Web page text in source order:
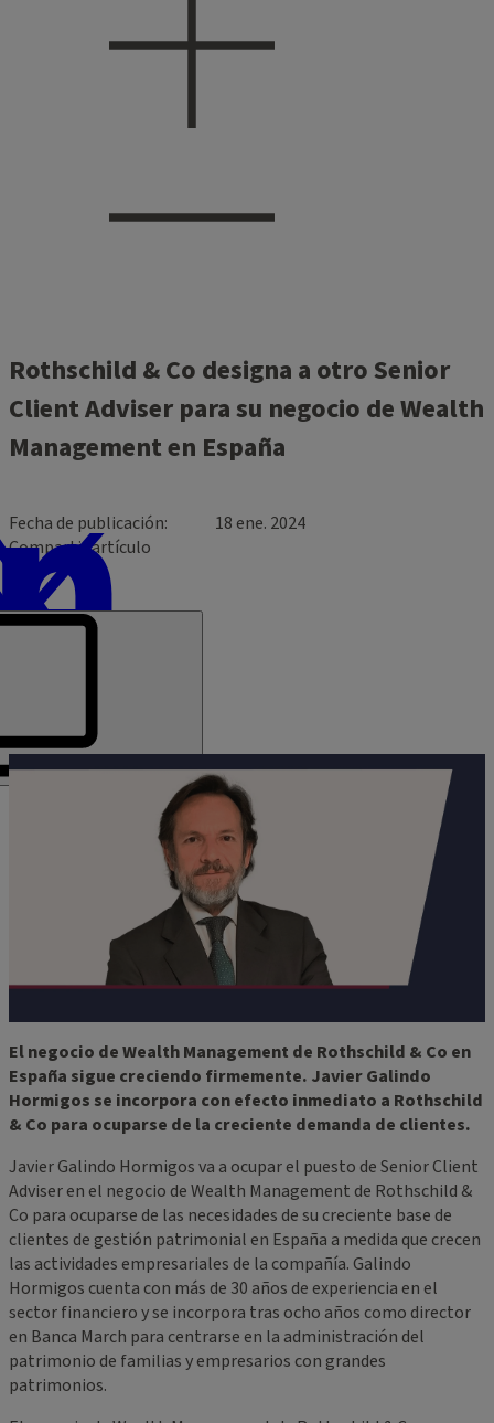
Rothschild & Co designa a otro Senior
Client Adviser para su negocio de Wealth
Management en España
Fecha de publicación
18 ene. 2024
Compartir artículo
El negocio de Wealth Management de Rothschild & Co en
España sigue creciendo firmemente. Javier Galindo
Hormigos se incorpora con efecto inmediato a Rothschild
& Co para ocuparse de la creciente demanda de clientes.
Javier Galindo Hormigos va a ocupar el puesto de Senior Client
Adviser en el negocio de Wealth Management de Rothschild &
Co para ocuparse de las necesidades de su creciente base de
clientes de gestión patrimonial en España a medida que crecen
las actividades empresariales de la compañía. Galindo
Hormigos cuenta con más de 30 años de experiencia en el
sector financiero y se incorpora tras ocho años como director
en Banca March para centrarse en la administración del
patrimonio de familias y empresarios con grandes
patrimonios.